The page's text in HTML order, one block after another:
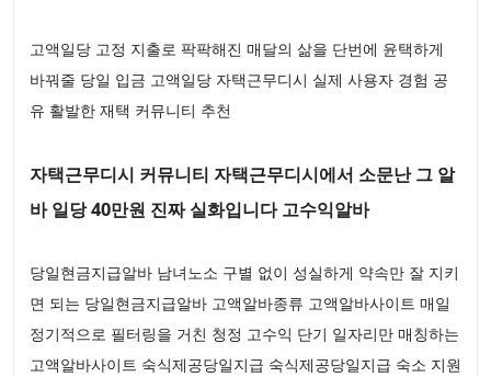
고액일당 고정 지출로 팍팍해진 매달의 삶을 단번에 윤택하게
바꿔줄 당일 입금 고액일당 자택근무디시 실제 사용자 경험 공
유 활발한 재택 커뮤니티 추천
자택근무디시 커뮤니티 자택근무디시에서 소문난 그 알
바 일당 40만원 진짜 실화입니다 고수익알바
당일현금지급알바 남녀노소 구별 없이 성실하게 약속만 잘 지키
면 되는 당일현금지급알바 고액알바종류 고액알바사이트 매일
정기적으로 필터링을 거친 청정 고수익 단기 일자리만 매칭하는
고액알바사이트 숙식제공당일지급 숙식제공당일지급 숙소 지원